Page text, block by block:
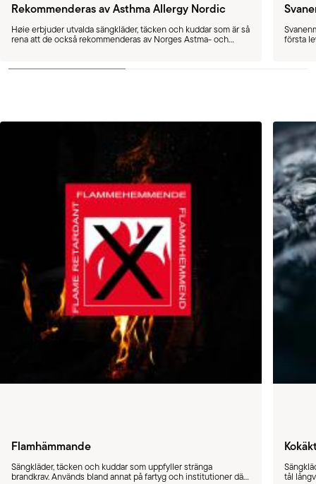
Rekommenderas av Asthma Allergy Nordic
Høie erbjuder utvalda sängkläder, täcken och kuddar som är så
rena att de också rekommenderas av Norges Astma- och första
Flamhämmande
Sängkläder, täcken och kuddar som uppfyller stränga
brandkrav. Används bland annat på fartyg och institutioner där tål